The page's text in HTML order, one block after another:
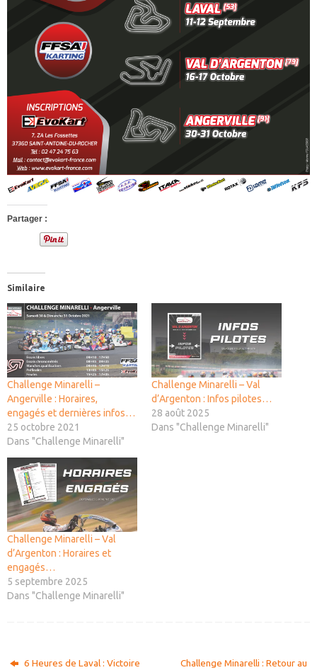
Partager :
Similaire
Challenge Minarelli –
Angerville : Horaires,
engagés et dernières infos…
25 octobre 2021
Dans "Challenge Minarelli"
Challenge Minarelli – Val
d’Argenton : Infos pilotes…
28 août 2025
Dans "Challenge Minarelli"
Challenge Minarelli – Val
d’Argenton : Horaires et
engagés…
5 septembre 2025
Dans "Challenge Minarelli"
6 Heures de Laval : Victoire
Challenge Minarelli : Retour au